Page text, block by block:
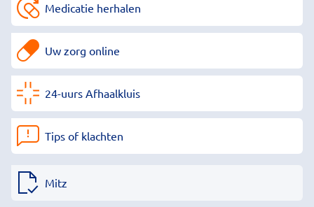
Medicatie herhalen
Uw zorg online
24-uurs Afhaalkluis
Tips of klachten
Mitz